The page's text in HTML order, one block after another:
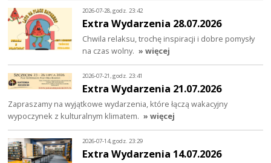
2026-07-28, godz. 23:42
Extra Wydarzenia 28.07.2026
Chwila relaksu, trochę inspiracji i dobre pomysły
na czas wolny. » więcej
2026-07-21, godz. 23:41
Extra Wydarzenia 21.07.2026
Zapraszamy na wyjątkowe wydarzenia, które łączą wakacyjny
wypoczynek z kulturalnym klimatem. » więcej
2026-07-14, godz. 23:29
Extra Wydarzenia 14.07.2026